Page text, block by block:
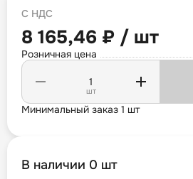
С НДС
8 165,46 ₽ / шт
Розничная цена
шт
Минимальный заказ 1 шт
В наличии 0 шт